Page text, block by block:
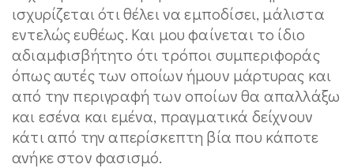
ισχυρίζεται ότι θέλει να εμποδίσει, μάλιστα
εντελώς ευθέως. Και μου φαίνεται το ίδιο
αδιαμφισβήτητο ότι τρόποι συμπεριφοράς
όπως αυτές των οποίων ήμουν μάρτυρας και
από την περιγραφή των οποίων θα απαλλάξω
και εσένα και εμένα, πραγματικά δείχνουν
κάτι από την απερίσκεπτη βία που κάποτε
ανήκε στον φασισμό.